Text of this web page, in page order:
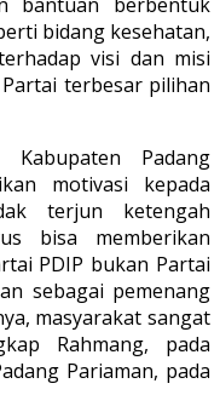
bidang kesehatan,
visi dan misi
terbesar pilihan
Padang
motivasi kepada
terjun ketengah
bisa memberikan
PDIP bukan Partai
sebagai pemenang
masyarakat sangat
Rahmang, pada
Pariaman, pada